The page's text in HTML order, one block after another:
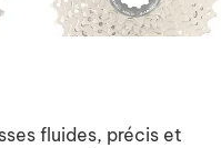
fluides, précis et